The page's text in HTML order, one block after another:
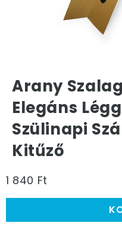
Arany
Elegáns
Szülinapi
Kitűző
1 840 Ft